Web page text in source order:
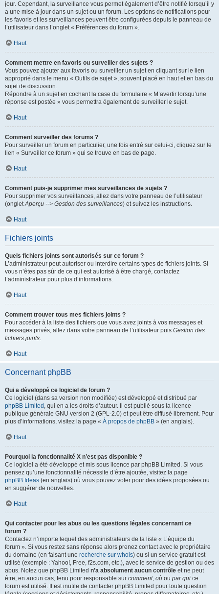
jour. Cependant, la surveillance vous permet également d’être notifié lorsqu’il y
a une mise à jour dans un sujet ou un forum. Les options de notifications pour
les favoris et les surveillances peuvent être configurées depuis le panneau de
l’utilisateur dans l’onglet « Préférences du forum ».
Haut
Comment mettre en favoris ou surveiller des sujets ?
Vous pouvez ajouter aux favoris ou surveiller un sujet en cliquant sur le lien
approprié dans le menu « Outils de sujet », souvent placé en haut et en bas du
sujet de discussion.
Répondre à un sujet en cochant la case du formulaire « M’avertir lorsqu’une
réponse est postée » vous permettra également de surveiller le sujet.
Haut
Comment surveiller des forums ?
Pour surveiller un forum en particulier, une fois entré sur celui-ci, cliquez sur le
lien « Surveiller ce forum » qui se trouve en bas de page.
Haut
Comment puis-je supprimer mes surveillances de sujets ?
Pour supprimer vos surveillances, allez dans votre panneau de l’utilisateur
(ongletAperçu --> Gestion des surveillances) et suivez les instructions.
Haut
Fichiers joints
Quels fichiers joints sont autorisés sur ce forum ?
L’administrateur peut autoriser ou interdire certains types de fichiers joints. Si
vous n’êtes pas sûr de ce qui est autorisé à être chargé, contactez
l’administrateur pour plus d’informations.
Haut
Comment trouver tous mes fichiers joints ?
Pour accéder à la liste des fichiers que vous avez joints à vos messages et
messages privés, allez dans votre panneau de l’utilisateur puis Gestion des
fichiers joints.
Haut
Concernant phpBB
Qui a développé ce logiciel de forum ?
Ce logiciel (dans sa version non modifiée) est développé et distribué par
phpBB Limited , qui en a les droits d’auteur. Il est publié sous la licence
publique générale GNU version 2 (GPL-2.0) et peut être diffusé librement. Pour
plus d’informations, visitez la page « À propos de phpBB » (en anglais).
Haut
Pourquoi la fonctionnalité X n’est pas disponible ?
Ce logiciel a été développé et mis sous licence par phpBB Limited. Si vous
pensez qu’une fonctionnalité nécessite d’être ajoutée, visitez la page
phpBB Ideas (en anglais) où vous pouvez voter pour des idées proposées ou
en suggérer de nouvelles.
Haut
Qui contacter pour les abus ou les questions légales concernant ce
forum ?
Contactez n’importe lequel des administrateurs de la liste « L’équipe du
forum ». Si vous restez sans réponse alors prenez contact avec le propriétaire
du domaine (en faisant une recherche sur whois) ou si un service gratuit est
utilisé (exemple : Yahoo!, Free, f2s.com, etc.), avec le service de gestion ou des
abus. Notez que phpBB Limited n’a absolument aucun contrôle et ne peut
être, en aucun cas, tenu pour responsable sur comment, où ou par qui ce
forum est utilisé. Il est inutile de contacter phpBB Limited pour toute question